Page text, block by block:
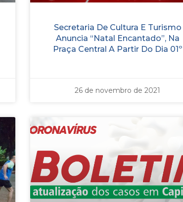
Secretaria De Cultura E Turismo
Anuncia “Natal Encantado”, Na
Praça Central A Partir Do Dia 01º
26 de novembro de 2021